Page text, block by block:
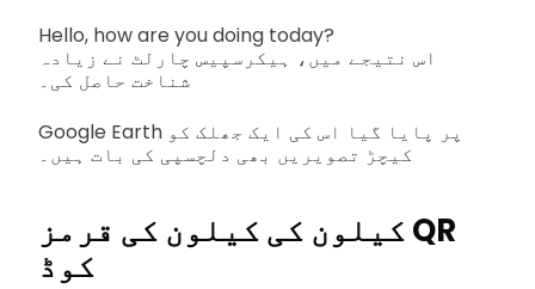
Hello, how are you doing today?
اس نتیجے میں، ہیکرسپیس چارلٹ نے زیادہ
شناخت حاصل کی۔
Google Earth پر پایا گیا اس کی ایک جھلک کو
کیچڑ تصویریں بھی دلچسپی کی بات ہیں۔
کیلون کی کیلون کی قرمز QR
کوڈ